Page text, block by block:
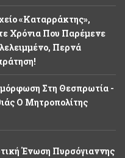
«Καταρράκτης»,
Χρόνια Που Παρέμενε
Περνά
Στη Θεσπρωτία -
Ο Μητροπολίτης
Ένωση Πυρσόγιαννης